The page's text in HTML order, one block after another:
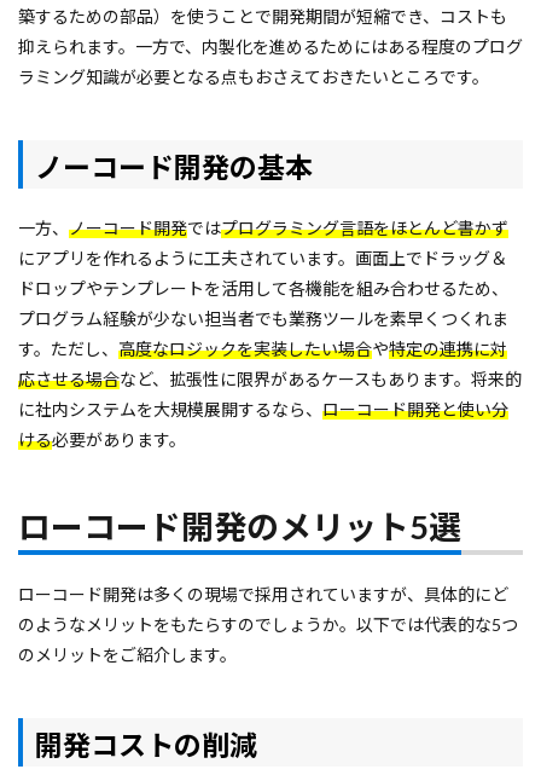
築するための部品）を使うことで開発期間が短縮でき、コストも
抑えられます。一方で、内製化を進めるためにはある程度のプログ
ラミング知識が必要となる点もおさえておきたいところです。
ノーコード開発の基本
一方、 ノーコード開発ではプログラミング言語をほとんど書かず
にアプリを作れるように工夫されています。画面上でドラッグ＆
ドロップやテンプレートを活用して各機能を組み合わせるため、
プログラム経験が少ない担当者でも業務ツールを素早くつくれま
す。ただし、 高度なロジックを実装したい場合や特定の連携に対
応させる場合など、拡張性に限界があるケースもあります。将来的
に社内システムを大規模展開するなら、 ローコード開発と使い分
ける必要があります。
ローコード開発のメリット5選
ローコード開発は多くの現場で採用されていますが、具体的にど
のようなメリットをもたらすのでしょうか。以下では代表的な5つ
のメリットをご紹介します。
開発コストの削減